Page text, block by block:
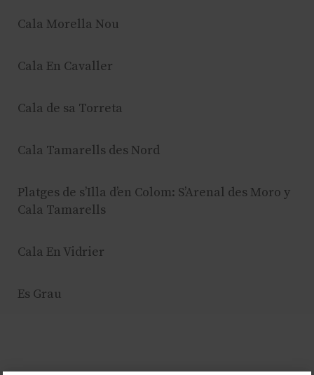
Cala Morella Nou
Cala En Cavaller
Cala de sa Torreta
Cala Tamarells des Nord
Platges de s’Illa d’en Colom: S’Arenal des Moro y
Cala Tamarells
Cala En Vidrier
Es Grau